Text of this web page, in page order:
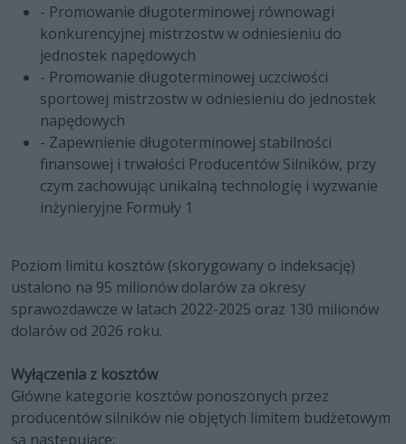
- Promowanie długoterminowej równowagi
konkurencyjnej mistrzostw w odniesieniu do
jednostek napędowych
- Promowanie długoterminowej uczciwości
sportowej mistrzostw w odniesieniu do jednostek
napędowych
- Zapewnienie długoterminowej stabilności
finansowej i trwałości Producentów Silników, przy
czym zachowując unikalną technologię i wyzwanie
inżynieryjne Formuły 1
Poziom limitu kosztów (skorygowany o indeksację)
ustalono na 95 milionów dolarów za okresy
sprawozdawcze w latach 2022-2025 oraz 130 milionów
dolarów od 2026 roku.
Wyłączenia z kosztów
Główne kategorie kosztów ponoszonych przez
producentów silników nie objętych limitem budżetowym
są następujące: